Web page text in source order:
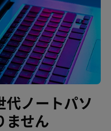
代ノートパソ
ません